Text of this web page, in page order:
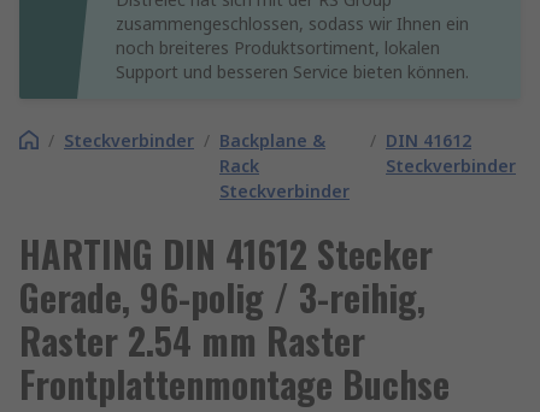
zusammengeschlossen, sodass wir Ihnen ein
noch breiteres Produktsortiment, lokalen
Support und besseren Service bieten können.
/ Steckverbinder / Backplane &
Rack
Steckverbinder
/ DIN 41612
Steckverbinder
HARTING DIN 41612 Stecker
Gerade, 96-polig / 3-reihig,
Raster 2.54 mm Raster
Frontplattenmontage Buchse